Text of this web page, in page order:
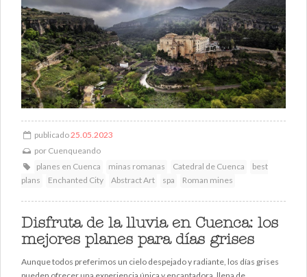
publicado25.05.2023
por Cuenqueando
planes en Cuenca
minas romanas Catedral de Cuenca
best
plans
Enchanted City Abstract Art spa Roman mines
Disfruta de la lluvia en Cuenca: los
mejores planes para días grises
Aunque todos preferimos un cielo despejado y radiante, los días grises